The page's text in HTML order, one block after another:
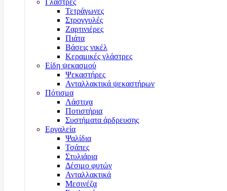
Τετράγωνες
Στρογγυλές
Ζαρτινιέρες
Πιάτα
Βάσεις νικέλ
Κεραμικές γλάστρες
Είδη ψεκασμού
Ψεκαστήρες
Ανταλλακτικά ψεκαστήρων
Πότισμα
Λάστιχα
Ποτιστήρια
Συστήματα άρδρευσης
Εργαλεία
Ψαλίδια
Τσάπες
Στυλιάρια
Δέσιμο φυτών
Ανταλλακτικά
Μεσινέζα